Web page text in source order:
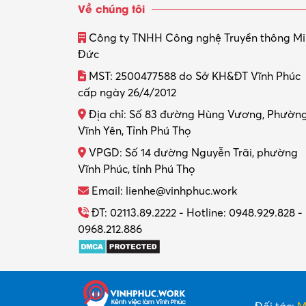
Về chúng tôi
Công ty TNHH Công nghệ Truyền thông
Đức
MST: 2500477588 do Sở KH&ĐT Vĩnh Phúc
cấp ngày 26/4/2012
Địa chỉ: Số 83 đường Hùng Vương,
Vĩnh Yên, Tỉnh Phú Thọ
VPGD: Số 14 đường Nguyễn Trãi, phường
Vĩnh Phúc, tỉnh Phú Thọ
Email: lienhe@vinhphuc.work
ĐT: 02113.89.2222 - Hotline: 0948.929.828 -
0968.212.886